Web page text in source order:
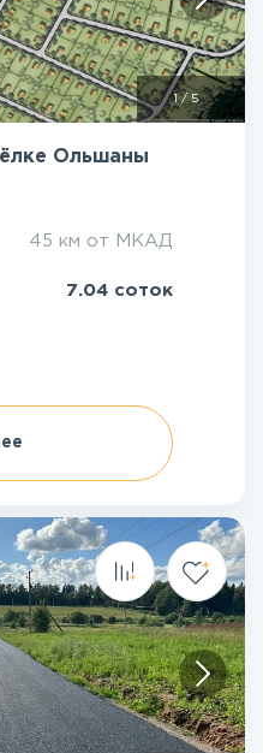
1 / 5
Ольшаны
45 км от МКАД
7.04 соток